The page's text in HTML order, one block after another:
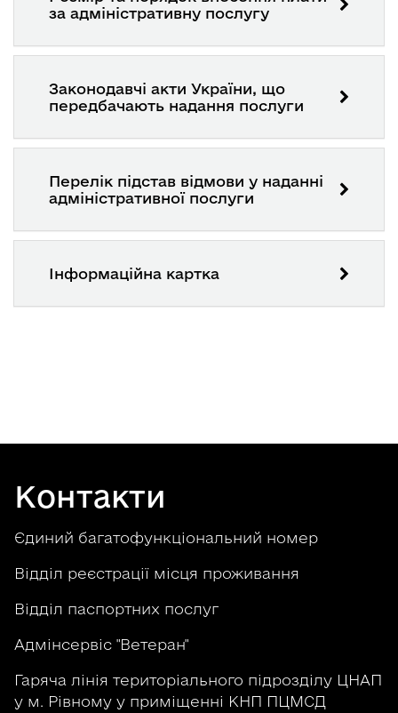
за адміністративну послугу
Законодавчі акти України, що
передбачають надання послуги
Перелік підстав відмови у наданні
адміністративної послуги
Інформаційна картка
Контакти
Єдиний багатофункціональний номер
Відділ реєстрації місця проживання
Відділ паспортних послуг
Адмінсервіс "Ветеран"
Гаряча лінія територіального підрозділу ЦНАП
у м. Рівному у приміщенні КНП ПЦМСД